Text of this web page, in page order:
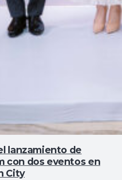
lanzamiento de
con dos eventos en
City